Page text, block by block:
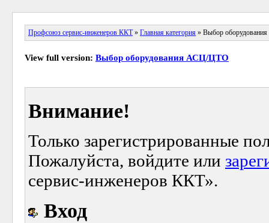
Профсоюз сервис-инженеров ККТ» Главная категория » Выбор
View full version: Выбор оборудования АСЦ/ЦТО
Внимание!
Только зарегистрированные
Пожалуйста, войдите или
сервис-инженеров ККТ».
Вход